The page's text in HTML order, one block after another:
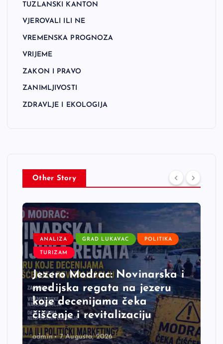
TUZLANSKI KANTON
VJEROVALI ILI NE
VREMENSKA PROGNOZA
VRIJEME
ZAKON I PRAVO
ZANIMLJIVOSTI
ZDRAVLJE I EKOLOGIJA
Other Story
ANALIZA GRAD LUKAVAC POLITIKA
TURIZAM
Jezero Modrac: Novinarska i
medijska regata na jezeru
koje decenijama čeka
čišćenje i revitalizaciju
admin 7 Augusta, 2026